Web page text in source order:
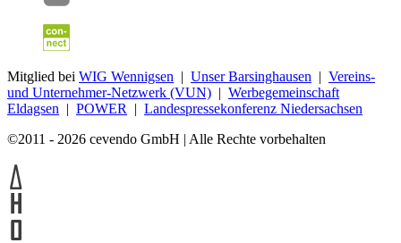
Mitglied bei WIG Wennigsen | Unser Barsinghausen | Vereins-
und Unternehmer-Netzwerk (VUN) | Werbegemeinschaft
Eldagsen | POWER | Landespressekonferenz Niedersachsen
©2011 - 2026 cevendo GmbH | Alle Rechte vorbehalten